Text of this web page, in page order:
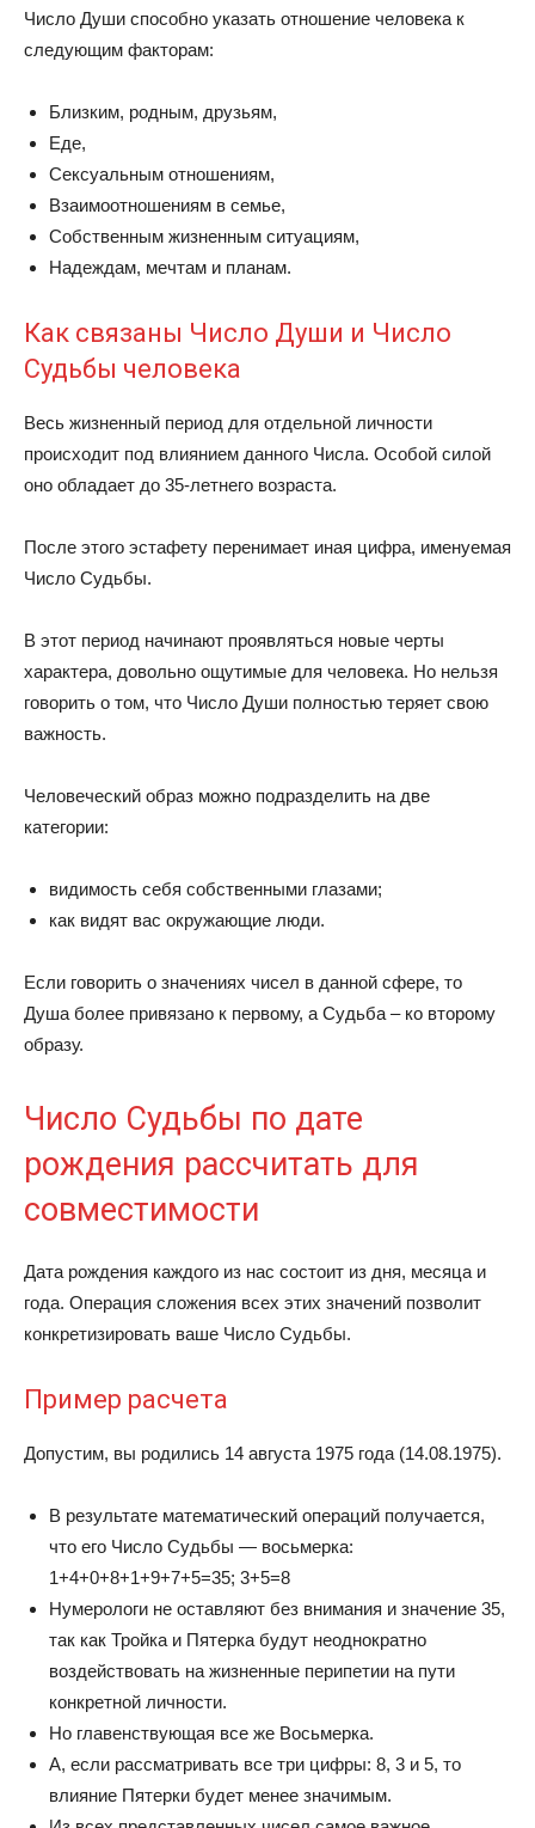
Число Души способно указать отношение человека к
следующим факторам:
Близким, родным, друзьям,
Еде,
Сексуальным отношениям,
Взаимоотношениям в семье,
Собственным жизненным ситуациям,
Надеждам, мечтам и планам.
Как связаны Число Души и Число
Судьбы человека
Весь жизненный период для отдельной личности
происходит под влиянием данного Числа. Особой силой
оно обладает до 35-летнего возраста.
После этого эстафету перенимает иная цифра, именуемая
Число Судьбы.
В этот период начинают проявляться новые черты
характера, довольно ощутимые для человека. Но нельзя
говорить о том, что Число Души полностью теряет свою
важность.
Человеческий образ можно подразделить на две
категории:
видимость себя собственными глазами;
как видят вас окружающие люди.
Если говорить о значениях чисел в данной сфере, то
Душа более привязано к первому, а Судьба – ко второму
образу.
Число Судьбы по дате
рождения рассчитать для
совместимости
Дата рождения каждого из нас состоит из дня, месяца и
года. Операция сложения всех этих значений позволит
конкретизировать ваше Число Судьбы.
Пример расчета
Допустим, вы родились 14 августа 1975 года (14.08.1975).
В результате математический операций получается,
что его Число Судьбы — восьмерка:
1+4+0+8+1+9+7+5=35; 3+5=8
Нумерологи не оставляют без внимания и значение 35,
так как Тройка и Пятерка будут неоднократно
воздействовать на жизненные перипетии на пути
конкретной личности.
Но главенствующая все же Восьмерка.
А, если рассматривать все три цифры: 8, 3 и 5, то
влияние Пятерки будет менее значимым.